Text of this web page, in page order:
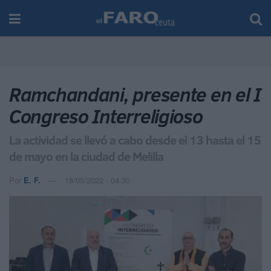
Ramchandani, presente en el I
Congreso Interreligioso
La actividad se llevó a cabo desde el 13 hasta el 15
de mayo en la ciudad de Melilla
Por E. F. 18/05/2022 - 04:30